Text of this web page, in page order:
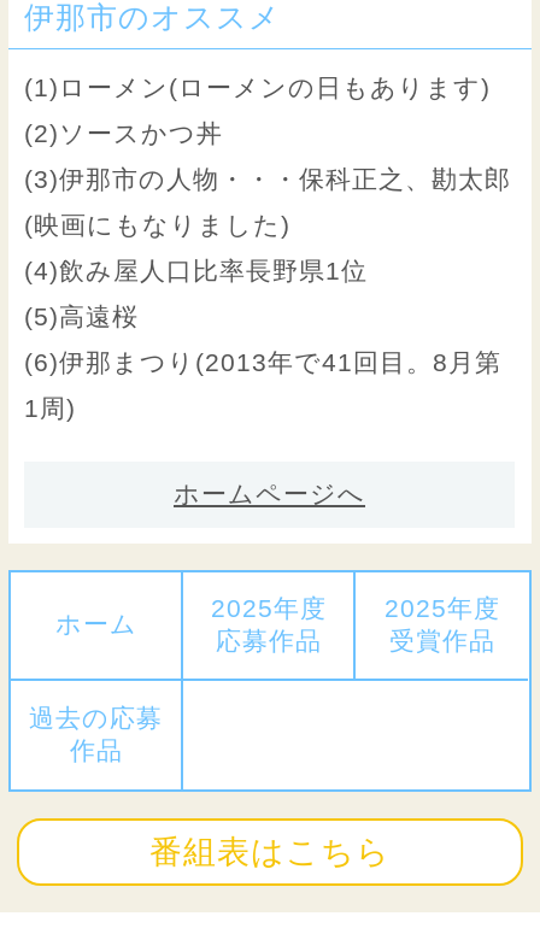
伊那市のオススメ
(1)ローメン(ローメンの日もあります)
(2)ソースかつ丼
(3)伊那市の人物・・・保科正之、勘太郎
(映画にもなりました)
(4)飲み屋人口比率長野県1位
(5)高遠桜
(6)伊那まつり(2013年で41回目。8月第
1周)
ホームページへ
ホーム
2025年度
応募作品
2025年度
受賞作品
過去の応募
作品
番組表はこちら